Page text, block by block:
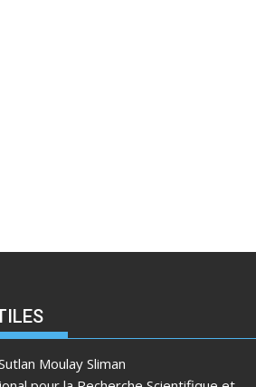
Moulay Sliman